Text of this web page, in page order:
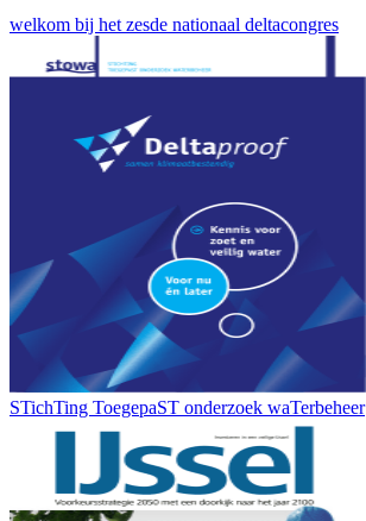
welkom bij het zesde nationaal deltacongres
STichTing ToegepaST onderzoek waTerbeheer